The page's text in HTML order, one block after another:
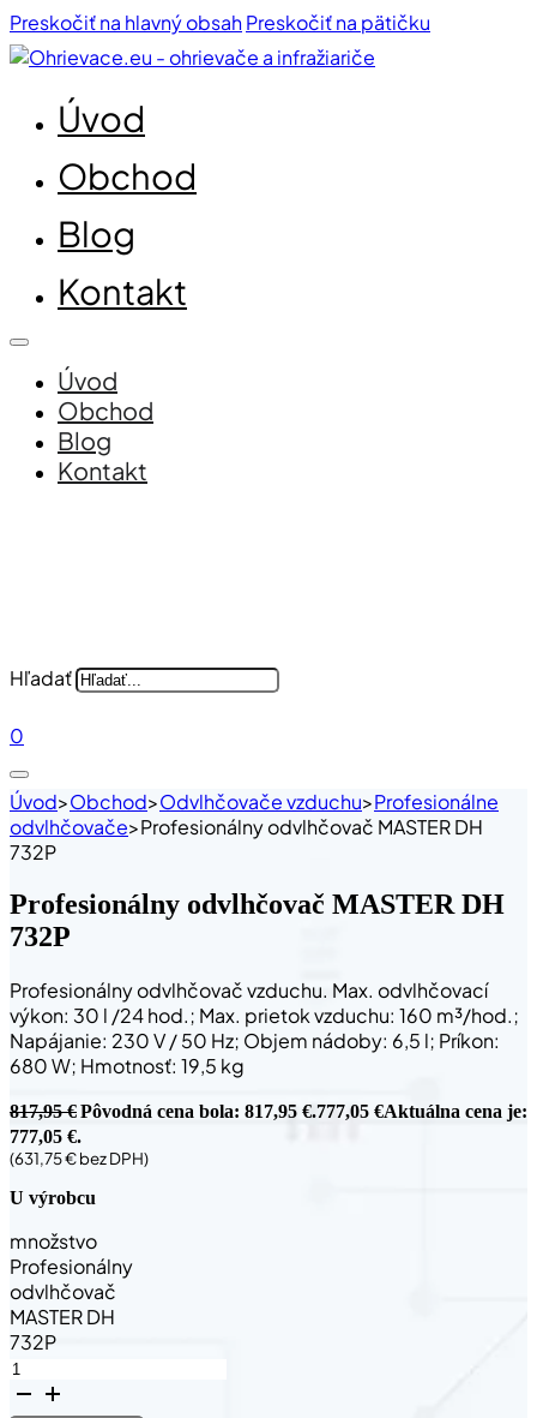
Preskočiť na hlavný obsahPreskočiť na pätičku
Úvod
Obchod
Blog
Kontakt
Úvod
Obchod
Blog
Kontakt
Hľadať
0
Úvod>Obchod>Odvlhčovače vzduchu>Profesionálne
odvlhčovače>Profesionálny odvlhčovač MASTER DH
732P
Profesionálny odvlhčovač MASTER DH
732P
Profesionálny odvlhčovač vzduchu. Max. odvlhčovací
výkon: 30 l /24 hod.; Max. prietok vzduchu: 160 m³/hod.;
Napájanie: 230 V / 50 Hz; Objem nádoby: 6,5 l; Príkon:
680 W; Hmotnosť: 19,5 kg
817,95€Pôvodná cena bola: 817,95 €.777,05 €Aktuálna cena je:
777,05 €.
(631,75€bez DPH)
U výrobcu
množstvo
Profesionálny
odvlhčovač
MASTER DH
732P